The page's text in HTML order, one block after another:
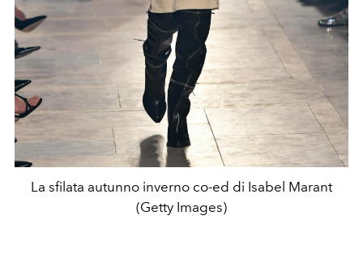
La sfilata autunno inverno co-ed di Isabel Marant
(Getty Images)